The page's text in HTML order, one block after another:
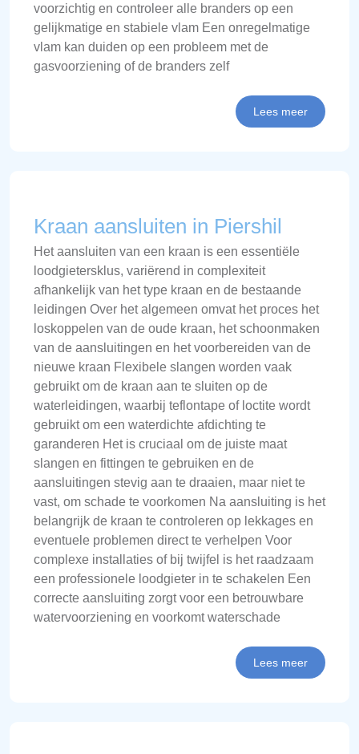
voorzichtig en controleer alle branders op een
gelijkmatige en stabiele vlam Een onregelmatige
vlam kan duiden op een probleem met de
gasvoorziening of de branders zelf
Lees meer
Kraan aansluiten in Piershil
Het aansluiten van een kraan is een essentiële
loodgietersklus, variërend in complexiteit
afhankelijk van het type kraan en de bestaande
leidingen Over het algemeen omvat het proces het
loskoppelen van de oude kraan, het schoonmaken
van de aansluitingen en het voorbereiden van de
nieuwe kraan Flexibele slangen worden vaak
gebruikt om de kraan aan te sluiten op de
waterleidingen, waarbij teflontape of loctite wordt
gebruikt om een waterdichte afdichting te
garanderen Het is cruciaal om de juiste maat
slangen en fittingen te gebruiken en de
aansluitingen stevig aan te draaien, maar niet te
vast, om schade te voorkomen Na aansluiting is het
belangrijk de kraan te controleren op lekkages en
eventuele problemen direct te verhelpen Voor
complexe installaties of bij twijfel is het raadzaam
een professionele loodgieter in te schakelen Een
correcte aansluiting zorgt voor een betrouwbare
watervoorziening en voorkomt waterschade
Lees meer